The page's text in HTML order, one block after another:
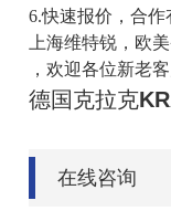
6.快速报价，合
上海维特锐，欧
，欢迎各位新老
德国克拉克
在线咨询